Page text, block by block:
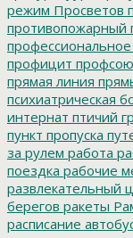
режим Просветов
противопожарный
профицит
прямая линия
психиатрическая
интернат птичий
пункт пропуска
за рулем работа
поездка рабочие
развлекательный
берегов ракеты
расписание